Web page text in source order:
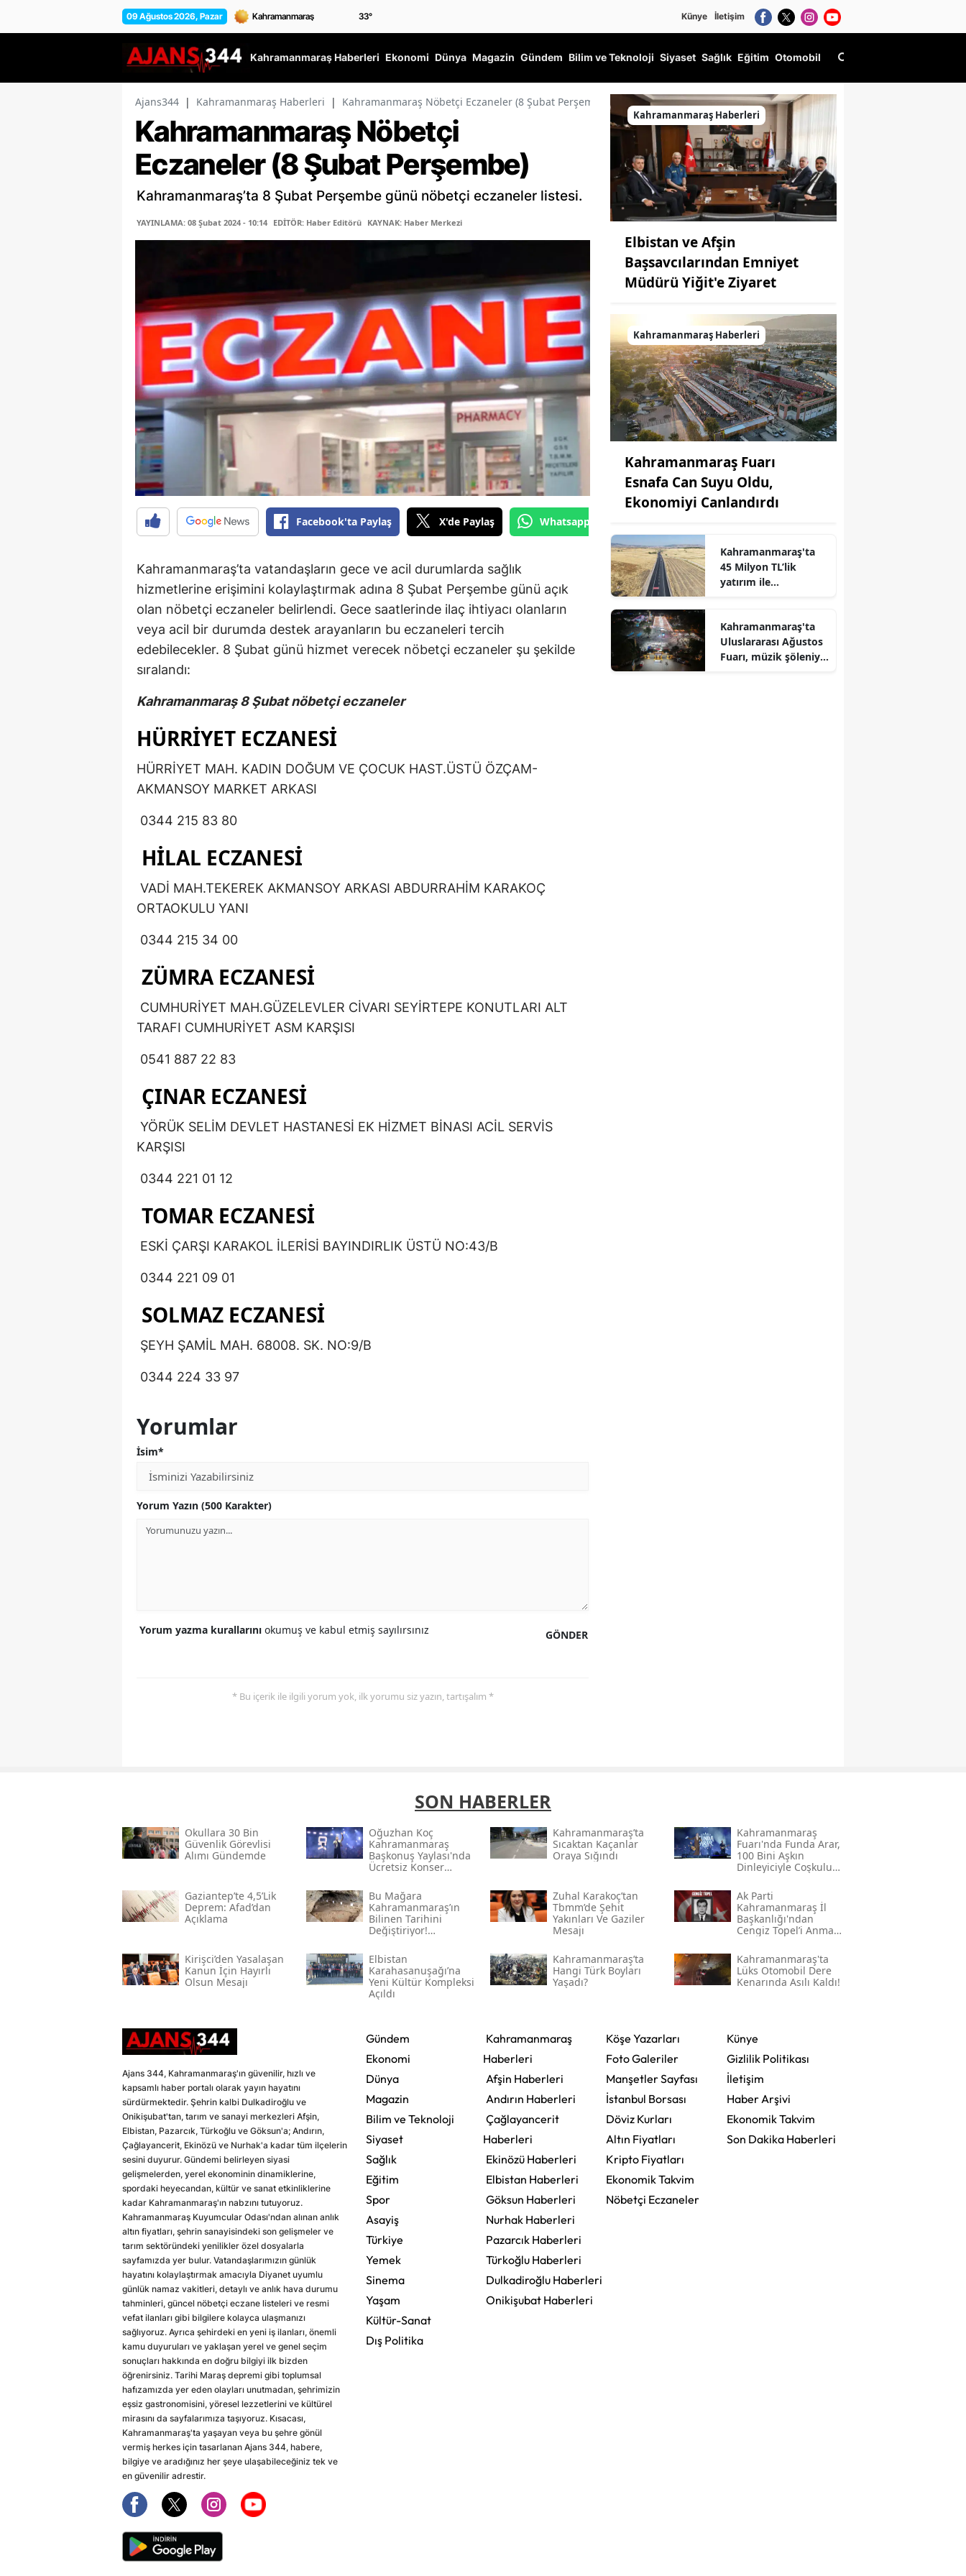
09 Ağustos 2026, Pazar 33° Künye İletişim
Kahramanmaraş Haberleri Ekonomi Dünya Magazin Gündem Bilim ve Teknoloji Siyaset Sağlık Eğitim Otomobil
Ajans344 | Kahramanmaraş Haberleri | Kahramanmaraş Nöbetçi Eczaneler (8 Şubat Perşembe)
Kahramanmaraş Nöbetçi
Eczaneler (8 Şubat Perşembe)
Kahramanmaraş’ta 8 Şubat Perşembe günü nöbetçi eczaneler listesi.
YAYINLAMA: 08 Şubat 2024 - 10:14 EDİTÖR: Haber Editörü KAYNAK: Haber Merkezi
Facebook'ta Paylaş X'de Paylaş Whatsapp'tan Gönder
Kahramanmaraş’ta vatandaşların gece ve acil durumlarda sağlık
hizmetlerine erişimini kolaylaştırmak adına 8 Şubat Perşembe günü açık
olan nöbetçi eczaneler belirlendi. Gece saatlerinde ilaç ihtiyacı olanların
veya acil bir durumda destek arayanların bu eczaneleri tercih
edebilecekler. 8 Şubat günü hizmet verecek nöbetçi eczaneler şu şekilde
sıralandı:
Kahramanmaraş 8 Şubat nöbetçi eczaneler
HÜRRİYET ECZANESİ
HÜRRİYET MAH. KADIN DOĞUM VE ÇOCUK HAST.ÜSTÜ ÖZÇAM-
AKMANSOY MARKET ARKASI
0344 215 83 80
HİLAL ECZANESİ
VADİ MAH.TEKEREK AKMANSOY ARKASI ABDURRAHİM KARAKOÇ
ORTAOKULU YANI
0344 215 34 00
ZÜMRA ECZANESİ
CUMHURİYET MAH.GÜZELEVLER CİVARI SEYİRTEPE KONUTLARI ALT
TARAFI CUMHURİYET ASM KARŞISI
0541 887 22 83
ÇINAR ECZANESİ
YÖRÜK SELİM DEVLET HASTANESİ EK HİZMET BİNASI ACİL SERVİS
KARŞISI
0344 221 01 12
TOMAR ECZANESİ
ESKİ ÇARŞI KARAKOL İLERİSİ BAYINDIRLIK ÜSTÜ NO:43/B
0344 221 09 01
SOLMAZ ECZANESİ
ŞEYH ŞAMİL MAH. 68008. SK. NO:9/B
0344 224 33 97
Yorumlar
İsim*
Yorum Yazın (500 Karakter)
GÖNDER
Yorum yazma kurallarını okumuş ve kabul etmiş sayılırsınız
* Bu içerik ile ilgili yorum yok, ilk yorumu siz yazın, tartışalım *
Kahramanmaraş Haberleri
Elbistan ve Afşin
Başsavcılarından Emniyet
Müdürü Yiğit'e Ziyaret
Kahramanmaraş Haberleri
Kahramanmaraş Fuarı
Esnafa Can Suyu Oldu,
Ekonomiyi Canlandırdı
Kahramanmaraş'ta
45 Milyon TL’lik
yatırım ile
açıldı
Kahramanmaraş'ta
Uluslararası Ağustos
Fuarı, müzik şöleniyle
SON HABERLER
Okullara 30 Bin
Güvenlik Görevlisi
Alımı Gündemde
Oğuzhan Koç
Kahramanmaraş
Başkonuş Yaylası'nda
Ücretsiz Konser
Kahramanmaraş’ta
Sıcaktan Kaçanlar
Oraya Sığındı
Kahramanmaraş
Fuarı'nda Funda Arar,
100 Bini Aşkın
Dinleyiciyle Coşkulu
Gaziantep’te 4,5’lik
Deprem: Afad’dan
Açıklama
Bu Mağara
Kahramanmaraş’ın
Bilinen Tarihini
Değiştiriyor!
Eski Yerleşim İzleri
Zuhal Karakoç’tan
Tbmm’de Şehit
Yakınları Ve Gaziler
Mesajı
Ak Parti
Kahramanmaraş İl
Başkanlığı'ndan
Cengiz Topel’i Anma
Kirişci’den Yasalaşan
Kanun İçin Hayırlı
Olsun Mesajı
Elbistan
Karahasanuşağı’na
Yeni Kültür Kompleksi
Açıldı
Kahramanmaraş’ta
Hangi Türk Boyları
Yaşadı?
Kahramanmaraş'ta
Lüks Otomobil Dere
Kenarında Asılı Kaldı!
Ajans 344, Kahramanmaraş'ın güvenilir, hızlı ve
kapsamlı haber portalı olarak yayın hayatını
sürdürmektedir. Şehrin kalbi Dulkadiroğlu ve
Onikişubat'tan, tarım ve sanayi merkezleri Afşin,
Elbistan, Pazarcık, Türkoğlu ve Göksun'a; Andırın,
Çağlayancerit, Ekinözü ve Nurhak'a kadar tüm ilçelerin
sesini duyurur. Gündemi belirleyen siyasi
gelişmelerden, yerel ekonominin dinamiklerine,
spordaki heyecandan, kültür ve sanat etkinliklerine
kadar Kahramanmaraş'ın nabzını tutuyoruz.
Kahramanmaraş Kuyumcular Odası'ndan alınan anlık
altın fiyatları, şehrin sanayisindeki son gelişmeler ve
tarım sektöründeki yenilikler özel dosyalarla
sayfamızda yer bulur. Vatandaşlarımızın günlük
hayatını kolaylaştırmak amacıyla Diyanet uyumlu
günlük namaz vakitleri, detaylı ve anlık hava durumu
tahminleri, güncel nöbetçi eczane listeleri ve resmi
vefat ilanları gibi bilgilere kolayca ulaşmanızı
sağlıyoruz. Ayrıca şehirdeki en yeni iş ilanları, önemli
kamu duyuruları ve yaklaşan yerel ve genel seçim
sonuçları hakkında en doğru bilgiyi ilk bizden
öğrenirsiniz. Tarihi Maraş depremi gibi toplumsal
hafızamızda yer eden olayları unutmadan, şehrimizin
eşsiz gastronomisini, yöresel lezzetlerini ve kültürel
mirasını da sayfalarımıza taşıyoruz. Kısacası,
Kahramanmaraş'ta yaşayan veya bu şehre gönül
vermiş herkes için tasarlanan Ajans 344, habere,
bilgiye ve aradığınız her şeye ulaşabileceğiniz tek ve
en güvenilir adrestir.
Gündem
Ekonomi
Dünya
Magazin
Bilim ve Teknoloji
Siyaset
Sağlık
Eğitim
Spor
Asayiş
Türkiye
Yemek
Sinema
Yaşam
Kültür-Sanat
Dış Politika
Kahramanmaraş
Haberleri
Afşin Haberleri
Andırın Haberleri
Çağlayancerit
Haberleri
Ekinözü Haberleri
Elbistan Haberleri
Göksun Haberleri
Nurhak Haberleri
Pazarcık Haberleri
Türkoğlu Haberleri
Dulkadiroğlu Haberleri
Onikişubat Haberleri
Köşe Yazarları
Foto Galeriler
Manşetler Sayfası
İstanbul Borsası
Döviz Kurları
Altın Fiyatları
Kripto Fiyatları
Ekonomik Takvim
Nöbetçi Eczaneler
Künye
Gizlilik Politikası
İletişim
Haber Arşivi
Ekonomik Takvim
Son Dakika Haberleri